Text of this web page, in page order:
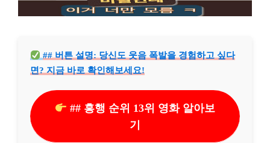
## 버튼 설명: 당신도 웃음 폭발을 경험하고 싶다
면? 지금 바로 확인해보세요!
## 흥행 순위 13위 영화 알아보
기